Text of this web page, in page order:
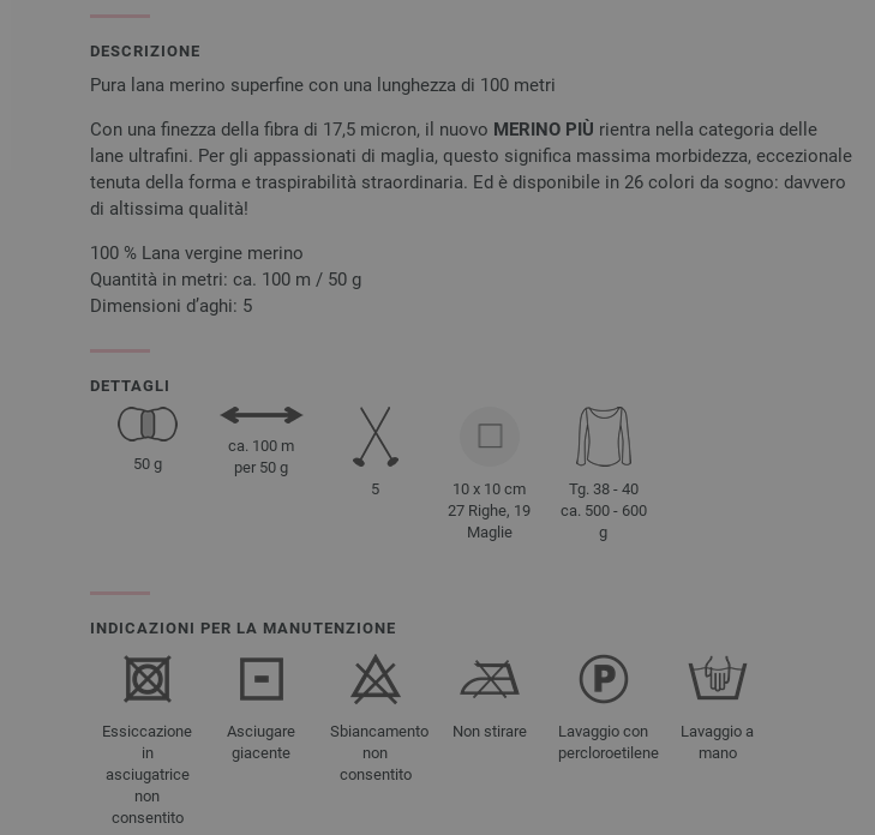
DESCRIZIONE
Pura lana merino superfine con una lunghezza di 100 metri
Con una finezza della fibra di 17,5 micron, il nuovo MERINO PIÙ rientra nella categoria delle
lane ultrafini. Per gli appassionati di maglia, questo significa massima morbidezza, eccezionale
tenuta della forma e traspirabilità straordinaria. Ed è disponibile in 26 colori da sogno: davvero
di altissima qualità!
100 % Lana vergine merino
Quantità in metri: ca. 100 m / 50 g
Dimensioni d’aghi: 5
DETTAGLI
50 g
ca. 100 m
per 50 g
5
10 x 10 cm
27 Righe, 19
Maglie
Tg. 38 - 40
ca. 500 - 600
g
INDICAZIONI PER LA MANUTENZIONE
Essiccazione
in
asciugatrice
non
consentito
Asciugare
giacente
Sbiancamento
non
consentito
Non stirare
Lavaggio con
percloroetilene
Lavaggio a
mano